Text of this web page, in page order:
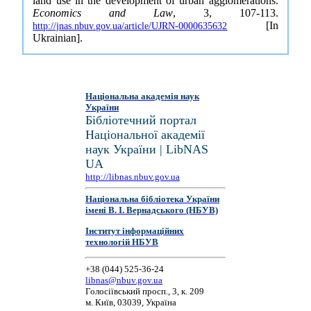
Economics and Law, 3, 107-113.
http://jnas.nbuv.gov.ua/article/UJRN-0000635632 [In
Ukrainian].
Національна академія наук
України
Бібліотечний портал
Національної академії
наук України | LibNAS
UA
http://libnas.nbuv.gov.ua
Національна бібліотека України
імені В. І. Вернадського (НБУВ)
Інститут інформаційних
технологій НБУВ
+38 (044) 525-36-24
libnas@nbuv.gov.ua
Голосіївський просп., 3, к. 209
м. Київ, 03039, Україна